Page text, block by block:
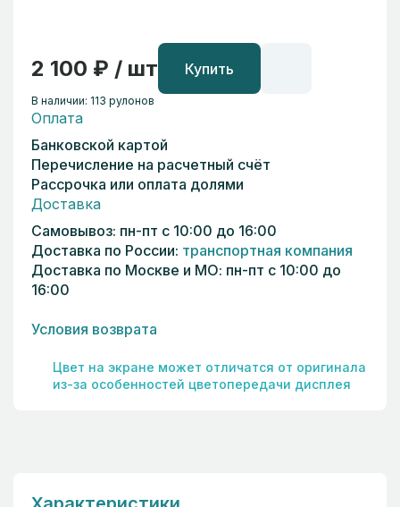
2 100 ₽ / шт Купить
В наличии: 113 рулонов
Оплата
Банковской картой
Перечисление на расчетный счёт
Рассрочка или оплата долями
Доставка
Самовывоз: пн-пт с 10:00 до 16:00
Доставка по России: транспортная компания
Доставка по Москве и МО: пн-пт с 10:00 до
16:00
Условия возврата
Цвет на экране может отличатся от оригинала
из-за особенностей цветопередачи дисплея